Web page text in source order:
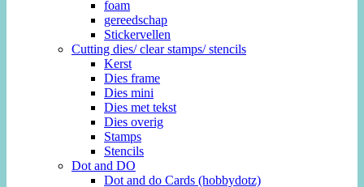
foam
gereedschap
Stickervellen
Cutting dies/ clear stamps/ stencils
Kerst
Dies frame
Dies mini
Dies met tekst
Dies overig
Stamps
Stencils
Dot and DO
Dot and do Cards (hobbydotz)